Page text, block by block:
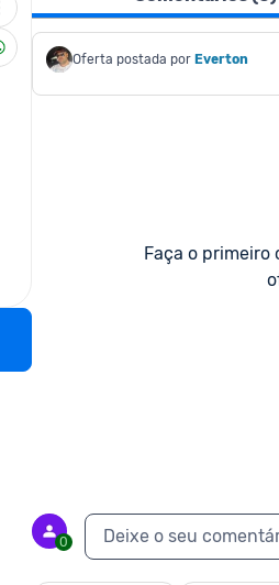
Oferta postada por Everton
Faça o primeiro
0 Deixe o seu